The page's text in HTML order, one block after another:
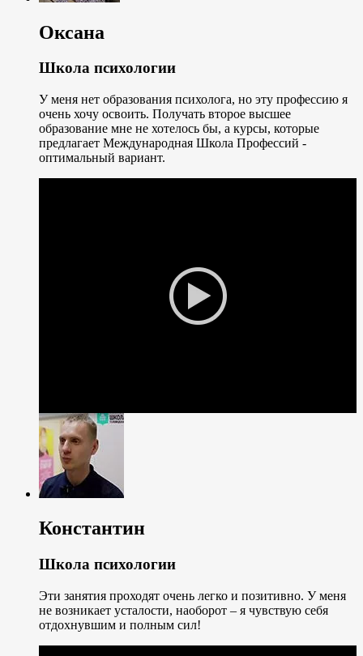
Оксана
Школа психологии
У меня нет образования психолога, но эту профессию я
очень хочу освоить. Получать второе высшее
образование мне не хотелось бы, а курсы, которые
предлагает Международная Школа Профессий -
оптимальный вариант.
Константин
Школа психологии
Эти занятия проходят очень легко и позитивно. У меня
не возникает усталости, наоборот – я чувствую себя
отдохнувшим и полным сил!